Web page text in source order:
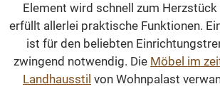
Element wird schnell zum Herzstück
erfüllt allerlei praktische Funktionen.
ist für den beliebten
zwingend notwendig. Die Möbel im
Landhausstil von Wohnpalast